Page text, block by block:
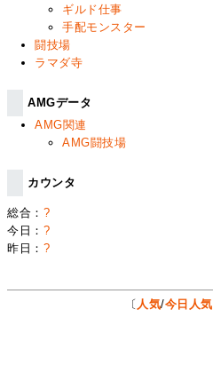
ギルド仕事
手配モンスター
闘技場
ラマダ寺
AMGデータ
AMG関連
AMG闘技場
カウンタ
総合： ?
今日： ?
昨日： ?
〔 人気/今日人気